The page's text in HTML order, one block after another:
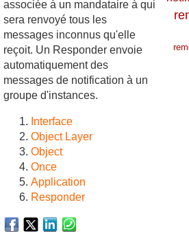
associée à un mandataire à qui
sera renvoyé tous les
messages inconnus qu'elle
reçoit. Un Responder envoie
automatiquement des
messages de notification à un
groupe d'instances.
Interface
Object Layer
Object
Once
Application
Responder